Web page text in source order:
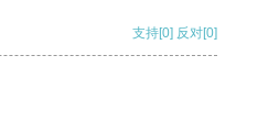
支持[0] 反对[0]